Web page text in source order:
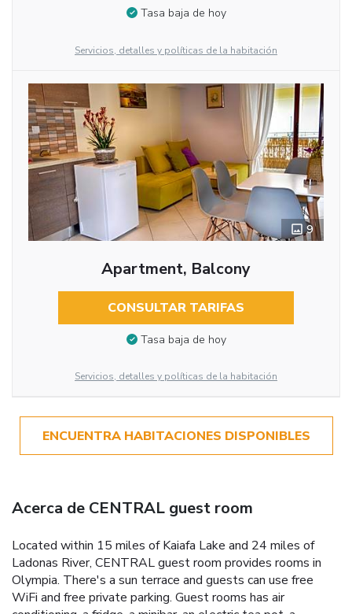
Tasa baja de hoy
Servicios, detalles y políticas de la habitación
9
Apartment, Balcony
CONSULTAR TARIFAS
Tasa baja de hoy
Servicios, detalles y políticas de la habitación
ENCUENTRA HABITACIONES DISPONIBLES
Acerca de CENTRAL guest room
Located within 15 miles of Kaiafa Lake and 24 miles of
Ladonas River, CENTRAL guest room provides rooms in
Olympia. There's a sun terrace and guests can use free
WiFi and free private parking. Guest rooms has air